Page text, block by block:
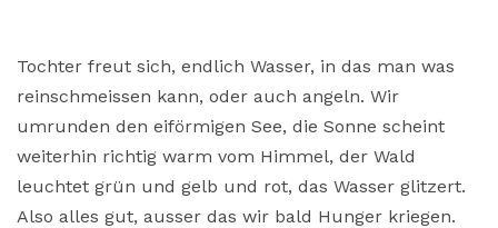
Tochter freut sich, endlich Wasser, in das man was
reinschmeissen kann, oder auch angeln. Wir
umrunden den eiförmigen See, die Sonne scheint
weiterhin richtig warm vom Himmel, der Wald
leuchtet grün und gelb und rot, das Wasser glitzert.
Also alles gut, ausser das wir bald Hunger kriegen.